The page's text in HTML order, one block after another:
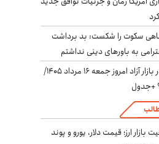
سکوت را شکست: بد برداشت
به باورهای دینی نداشتم
قیمت دلار در بازار آزاد امروز جمعه ۱۶ مرداد ۱۴۰۵/
+جدول
ارز؛ قیمت دلار، یورو و پوند